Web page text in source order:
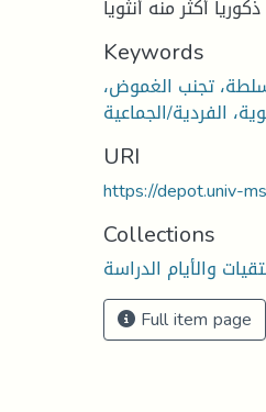
Keywords
تجنب الغموض،
URI
https://depot.univ-
Collections
والأيام الدراسة
Full item page